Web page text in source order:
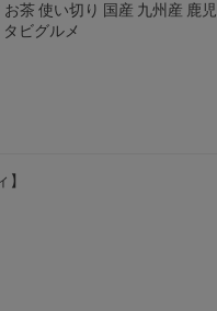
茶 使い切り 国産 九州産 鹿児
ビグルメ